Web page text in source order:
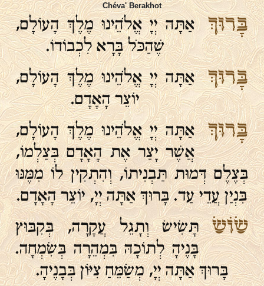
Chéva' Berakhot
בָּרוּךְאַתָּה יְיָ אֱלֹהֵינוּ מֶלֶךְ הָעוֹלָם,
שֶׁהַכֹּל בָּרָא לִכְבוֹדוֹ.
בָּרוּךְאַתָּה יְיָ אֱלֹהֵינוּ מֶלֶךְ הָעוֹלָם,
יוֹצֵר הָאָדָם.
בָּרוּךְאַתָּה יְיָ אֱלֹהֵינוּ מֶלֶךְ הָעוֹלָם,
אֲשֶׁר יָצַר אֶת הָאָדָם בְּצַלְמוֹ,
בְּצֶלֶם דְּמוּת תַּבְנִיתוֹ, וְהִתְקִין לוֹ מִמֶּנּוּ
בִּנְיַן עֲדֵי עַד. בָּרוּךְ אַתָּה יְיָ, יוֹצֵר הָאָדָם.
שׂוֹשׂתָּשִׂישׂ וְתָגֵל עֲקָרָה, בְּקִבּוּץ
בָּנֶיהָ לְתוֹכָהּ בִּמְהֵרָה בְּשִׂמְחָה.
בָּרוּךְ אַתָּה יְיָ, מְשַׂמֵּחַ צִיּוֹן בְּבָנֶיהָ.